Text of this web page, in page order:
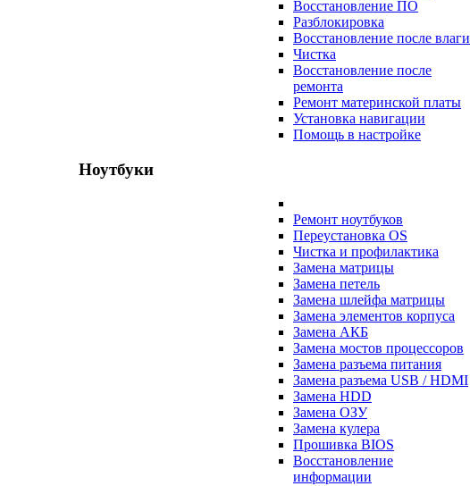
Восстановление ПО
Разблокировка
Восстановление после влаги
Чистка
Восстановление после
ремонта
Ремонт материнской платы
Установка навигации
Помощь в настройке
Ноутбуки
Ремонт ноутбуков
Переустановка OS
Чистка и профилактика
Замена матрицы
Замена петель
Замена шлейфа матрицы
Замена элементов корпуса
Замена АКБ
Замена мостов процессоров
Замена разъема питания
Замена разъема USB / HDMI
Замена HDD
Замена ОЗУ
Замена кулера
Прошивка BIOS
Восстановление
информации